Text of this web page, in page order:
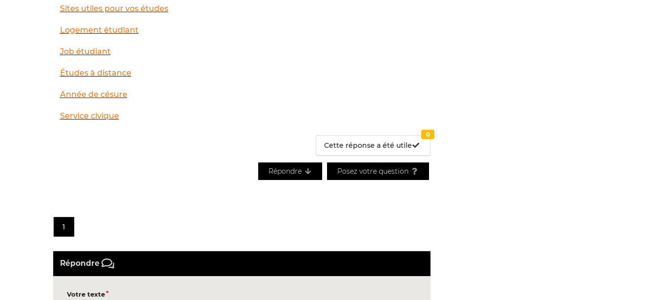
Sites utiles pour vos études
Logement étudiant
Job étudiant
Études à distance
Année de césure
Service civique
Cette réponse a été utile
0
Répondre Posez votre question
1
Répondre
Votre texte